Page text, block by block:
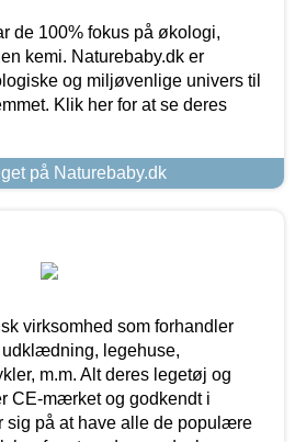
de 100% fokus på økologi,
kemi. Naturebaby.dk er
og miljøvenlige univers til
Klik her for at se deres
på Naturebaby.dk
virksomhed som forhandler
legehuse,
m.m. Alt deres legetøj og
CE-mærket og godkendt i
sig på at have alle de populære